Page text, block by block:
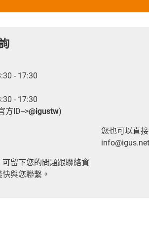
- 17:30
- 17:30
方ID-->@igustw)
留下您的問題跟聯絡資
與您聯繫。
您也可以直
info@igus.net